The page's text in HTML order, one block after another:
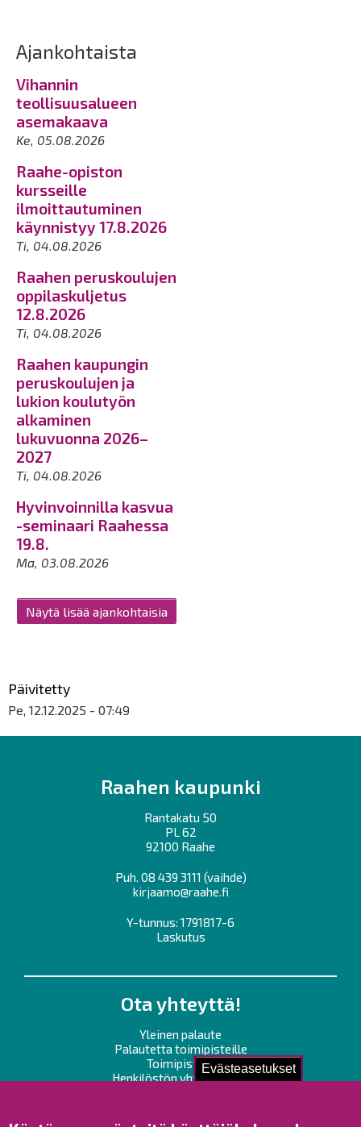
Evästeasetukset
Ajankohtaista
Vihannin
teollisuusalueen
asemakaava
Ke, 05.08.2026
Raahe-opiston
kursseille
ilmoittautuminen
käynnistyy 17.8.2026
Ti, 04.08.2026
Raahen peruskoulujen
oppilaskuljetus
12.8.2026
Ti, 04.08.2026
Raahen kaupungin
peruskoulujen ja
lukion koulutyön
alkaminen
lukuvuonna 2026–
2027
Ti, 04.08.2026
Hyvinvoinnilla kasvua
-seminaari Raahessa
19.8.
Ma, 03.08.2026
Näytä lisää ajankohtaisia
Päivitetty
Pe, 12.12.2025 - 07:49
Raahen kaupunki
Rantakatu 50
PL 62
92100 Raahe
Puh. 08 439 3111 (vaihde)
kirjaamo@raahe.fi
Y-tunnus: 1791817-6
Laskutus
Ota yhteyttä!
Yleinen palaute
Palautetta toimipisteille
Toimipisteet
Henkilöstön yhteystiedot